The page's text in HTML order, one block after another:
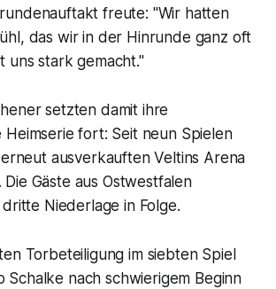
freute: "Wir hatten
das wir in der Hinrunde ganz oft
uns stark gemacht."
setzten damit ihre
Heimserie fort: Seit neun Spielen
ausverkauften Veltins Arena
Die Gäste aus Ostwestfalen
Niederlage in Folge.
Torbeteiligung im siebten Spiel
Schalke nach schwierigem Beginn